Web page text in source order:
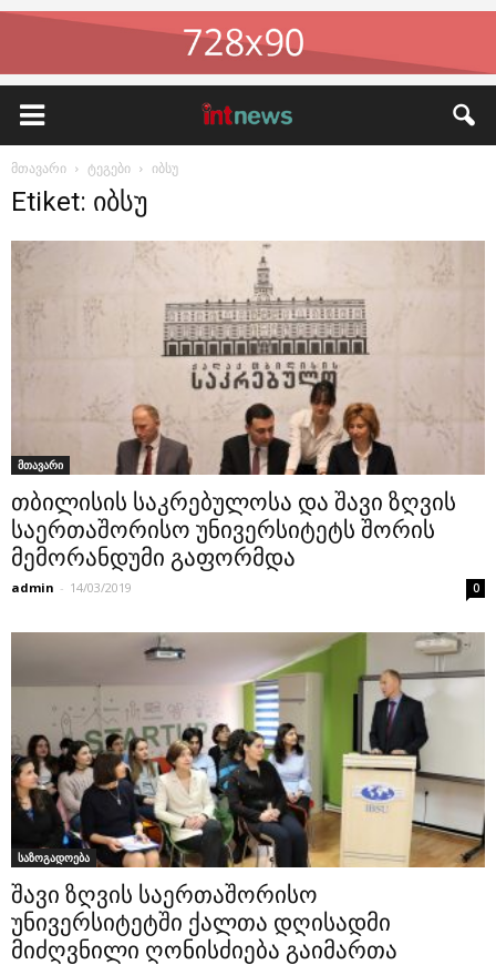
მთავარი ტეგები იბსუ
Etiket: იბსუ
მთავარი
თბილისის საკრებულოსა და შავი ზღვის
საერთაშორისო უნივერსიტეტს შორის
მემორანდუმი გაფორმდა
admin - 14/03/2019 0
საზოგადოება
შავი ზღვის საერთაშორისო
უნივერსიტეტში ქალთა დღისადმი
მიძღვნილი ღონისძიება გაიმართა